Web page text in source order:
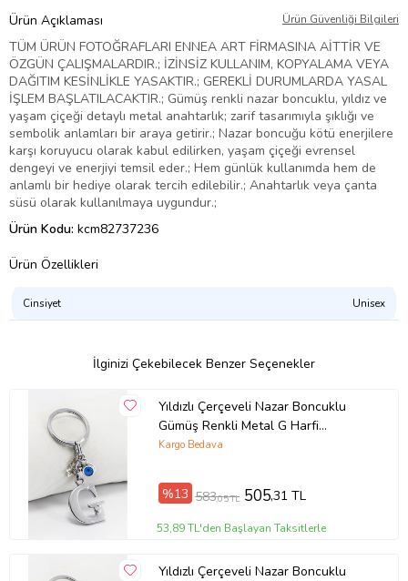
Ürün Açıklaması Ürün Güvenliği Bilgileri
TÜM ÜRÜN FOTOĞRAFLARI ENNEA ART FİRMASINA AİTTİR VE
ÖZGÜN ÇALIŞMALARDIR.; İZİNSİZ KULLANIM, KOPYALAMA VEYA
DAĞITIM KESİNLİKLE YASAKTIR.; GEREKLİ DURUMLARDA YASAL
İŞLEM BAŞLATILACAKTIR.; Gümüş renkli nazar boncuklu, yıldız ve
yaşam çiçeği detaylı metal anahtarlık; zarif tasarımıyla şıklığı ve
sembolik anlamları bir araya getirir.; Nazar boncuğu kötü enerjilere
karşı koruyucu olarak kabul edilirken, yaşam çiçeği evrensel
dengeyi ve enerjiyi temsil eder.; Hem günlük kullanımda hem de
anlamlı bir hediye olarak tercih edilebilir.; Anahtarlık veya çanta
süsü olarak kullanılmaya uygundur.;
Ürün Kodu: kcm82737236
Ürün Özellikleri
Cinsiyet Unisex
İlginizi Çekebilecek Benzer Seçenekler
Yıldızlı Çerçeveli Nazar Boncuklu
Gümüş Renkli Metal G Harfi
Anahtarlık / Hediyelik Çanta Süsü
Kargo Bedava
%13 583,05 TL 505,31 TL
53,89 TL'den Başlayan Taksitlerle
Yıldızlı Çerçeveli Nazar Boncuklu